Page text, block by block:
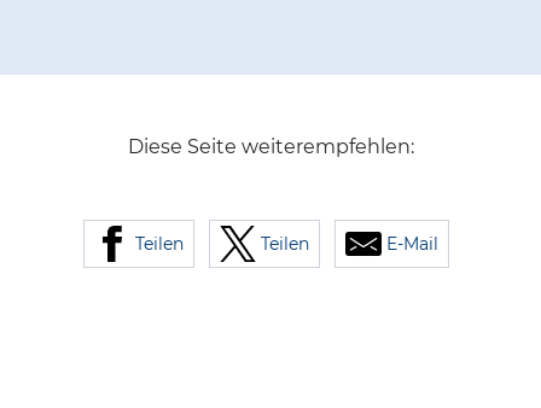
Diese Seite weiterempfehlen:
Teilen Teilen E-Mail